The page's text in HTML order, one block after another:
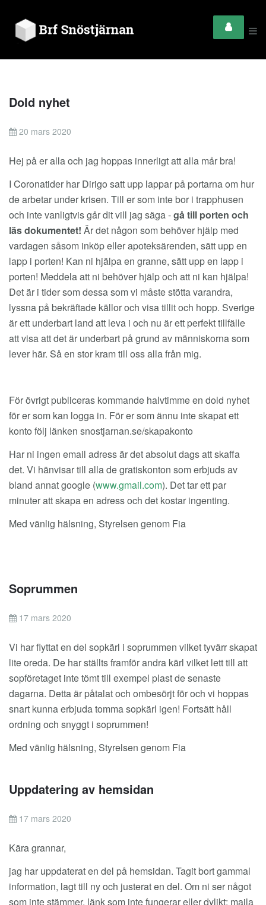
Dold nyhet
20 mars 2020
Hej på er alla och jag hoppas innerligt att alla mår bra!
I Coronatider har Dirigo satt upp lappar på portarna om hur
de arbetar under krisen. Till er som inte bor i trapphusen
och inte vanligtvis går dit vill jag säga -gå till porten och
läs dokumentet! Är det någon som behöver hjälp med
vardagen såsom inköp eller apoteksärenden, sätt upp en
lapp i porten! Kan ni hjälpa en granne, sätt upp en lapp i
porten! Meddela att ni behöver hjälp och att ni kan hjälpa!
Det är i tider som dessa som vi måste stötta varandra,
lyssna på bekräftade källor och visa tillit och hopp. Sverige
är ett underbart land att leva i och nu är ett perfekt tillfälle
att visa att det är underbart på grund av människorna som
lever här. Så en stor kram till oss alla från mig.
För övrigt publiceras kommande halvtimme en dold nyhet
för er som kan logga in. För er som ännu inte skapat ett
konto följ länken snostjarnan.se/skapakonto
Har ni ingen email adress är det absolut dags att skaffa
det. Vi hänvisar till alla de gratiskonton som erbjuds av
bland annat google (www.gmail.com). Det tar ett par
minuter att skapa en adress och det kostar ingenting.
Med vänlig hälsning, Styrelsen genom Fia
Soprummen
17 mars 2020
Vi har flyttat en del sopkärl i soprummen vilket tyvärr skapat
lite oreda. De har ställts framför andra kärl vilket lett till att
sopföretaget inte tömt till exempel plast de senaste
dagarna. Detta är påtalat och ombesörjt för och vi hoppas
snart kunna erbjuda tomma sopkärl igen! Fortsätt håll
ordning och snyggt i soprummen!
Med vänlig hälsning, Styrelsen genom Fia
Uppdatering av hemsidan
17 mars 2020
Kära grannar,
jag har uppdaterat en del på hemsidan. Tagit bort gammal
information, lagt till ny och justerat en del. Om ni ser något
som inte stämmer, länk som inte fungerar eller dylikt; maila